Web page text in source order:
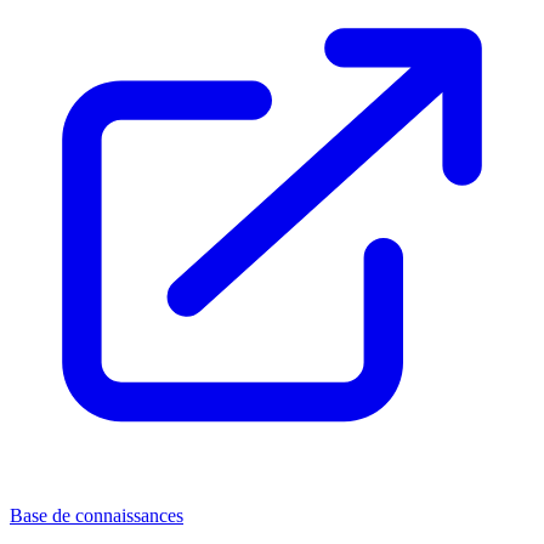
Base de connaissances